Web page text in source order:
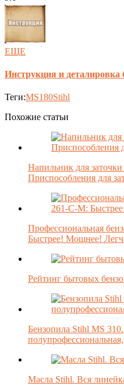
ЕЩЕ
Инструкция и деталировка
Теги:MS180Stihl
Похожие статьи
Напильник для
Приспособления для
Профессиональная
Быстрее! Мощнее!
Рейтинг бытовых
Бензопила Stihl MS
Масла Stihl. Вся